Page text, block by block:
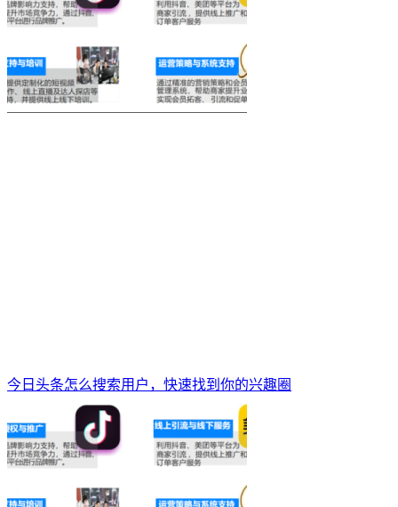
今日头条怎么搜索用户，快速找到你的兴趣圈